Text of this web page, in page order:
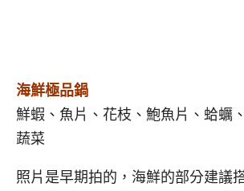
海鮮極品鍋
鮮蝦、魚片、花枝、鮑魚片、蛤蠣
蔬菜
照片是早期拍的，海鮮的部分建議